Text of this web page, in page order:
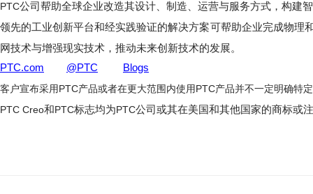
PTC公司帮助全球企业改造其设计、制造、运营与服务方式，构建
领先的工业创新平台和经实践验证的解决方案可帮助企业完成物理
网技术与增强现实技术，推动未来创新技术的发展。
PTC.com @PTC Blogs
客户宣布采用 PTC产品或者在更大范围内使用 PTC产品并不一定明确特
PTC Creo和PTC标志均为PTC公司或其在美国和其他国家的商标或